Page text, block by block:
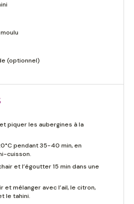
(optionnel)
piquer les aubergines à la
pendant 35-40 min, en
cuisson.
et l’égoutter 15 min dans une
et mélanger avec l’ail, le citron,
le tahini.